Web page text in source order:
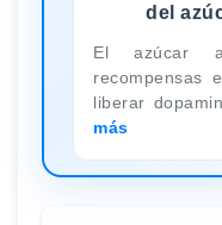
del
El azúcar
recompensas
liberar
más